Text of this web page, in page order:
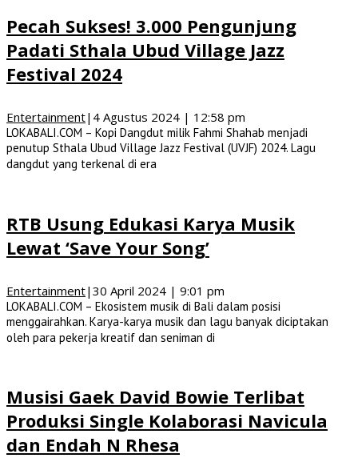
Pecah Sukses! 3.000 Pengunjung
Padati Sthala Ubud Village Jazz
Festival 2024
Entertainment| 4 Agustus 2024 | 12:58 pm
LOKABALI.COM – Kopi Dangdut milik Fahmi Shahab menjadi
penutup Sthala Ubud Village Jazz Festival (UVJF) 2024. Lagu
dangdut yang terkenal di era
RTB Usung Edukasi Karya Musik
Lewat ‘Save Your Song’
Entertainment| 30 April 2024 | 9:01 pm
LOKABALI.COM – Ekosistem musik di Bali dalam posisi
menggairahkan. Karya-karya musik dan lagu banyak diciptakan
oleh para pekerja kreatif dan seniman di
Musisi Gaek David Bowie Terlibat
Produksi Single Kolaborasi Navicula
dan Endah N Rhesa